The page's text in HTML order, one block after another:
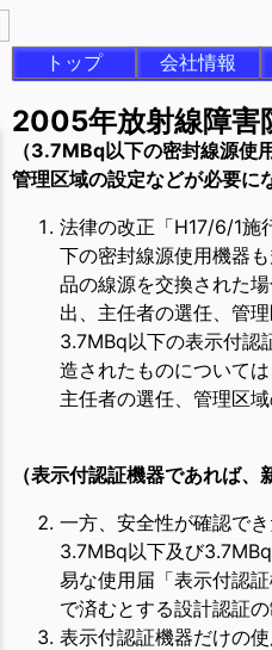
2005年放射線障害
（3.7MBq以下の密封線源
管理区域の設定などが必要に
法律の改正「H17/6/1施
下の密封線源使用機器
品の線源を交換された
出、主任者の選任、管
3.7MBq以下の表示付認
造されたものについて
主任者の選任、管理区
（表示付認証機器であれば
一方、安全性が確認で
3.7MBq以下及び
易な使用届「表示付認
で済むとする設計認証
表示付認証機器だけの
トップ 会社情報